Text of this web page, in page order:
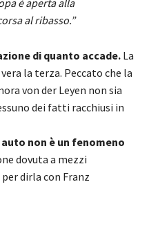
è aperta alla
al ribasso.”
di quanto accade. La
la terza. Peccato che la
von der Leyen non sia
dei fatti racchiusi in
non è un fenomeno
dovuta a mezzi
dirla con Franz